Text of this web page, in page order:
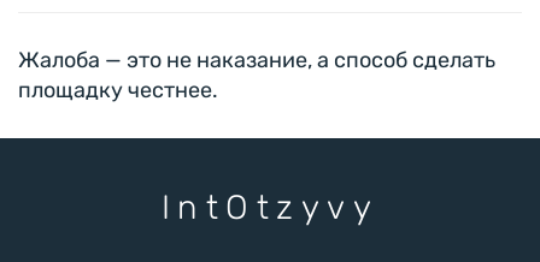
Жалоба — это не наказание, а способ сделать
площадку честнее.
Int Otzyvy